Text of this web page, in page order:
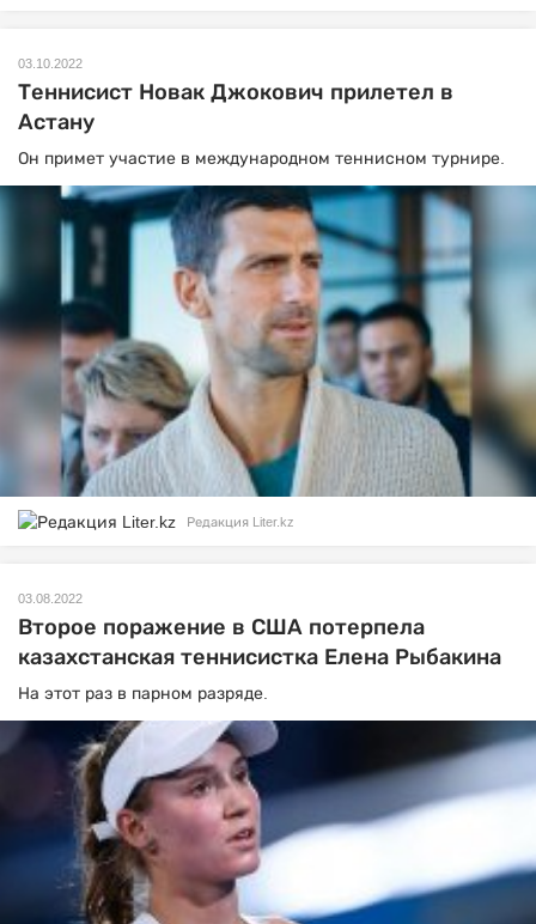
03.10.2022
Теннисист Новак Джокович прилетел в
Астану
Он примет участие в международном теннисном турнире.
Редакция Liter.kz
03.08.2022
Второе поражение в США потерпела
казахстанская теннисистка Елена Рыбакина
На этот раз в парном разряде.